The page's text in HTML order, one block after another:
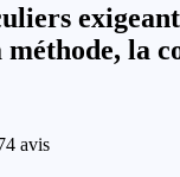
méthode, la
avis